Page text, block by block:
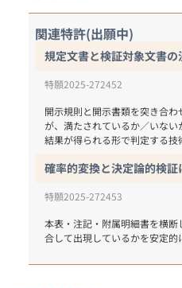
関連特許(出願中)
規定文書と検証対象文書
特願2025-272452
開示規則と開示書類を突き合
が、満たされているか／いな
結果が得られる形で判定する技
確率的変換と決定論的検
特願2025-272453
本表・注記・附属明細書を横
合して出現しているかを安定